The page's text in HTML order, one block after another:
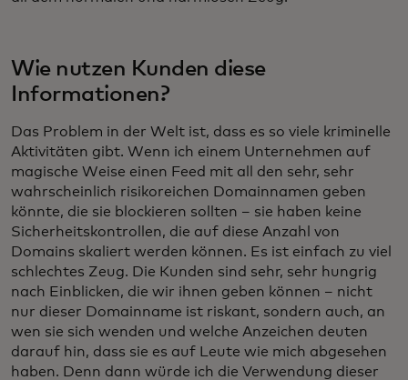
Wie nutzen Kunden diese
Informationen?
Das Problem in der Welt ist, dass es so viele kriminelle
Aktivitäten gibt. Wenn ich einem Unternehmen auf
magische Weise einen Feed mit all den sehr, sehr
wahrscheinlich risikoreichen Domainnamen geben
könnte, die sie blockieren sollten – sie haben keine
Sicherheitskontrollen, die auf diese Anzahl von
Domains skaliert werden können. Es ist einfach zu viel
schlechtes Zeug. Die Kunden sind sehr, sehr hungrig
nach Einblicken, die wir ihnen geben können – nicht
nur dieser Domainname ist riskant, sondern auch, an
wen sie sich wenden und welche Anzeichen deuten
darauf hin, dass sie es auf Leute wie mich abgesehen
haben. Denn dann würde ich die Verwendung dieser